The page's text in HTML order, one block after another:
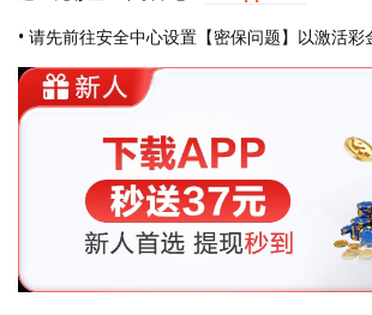
• 请先前往安全中心设置【密保问题】以激活彩